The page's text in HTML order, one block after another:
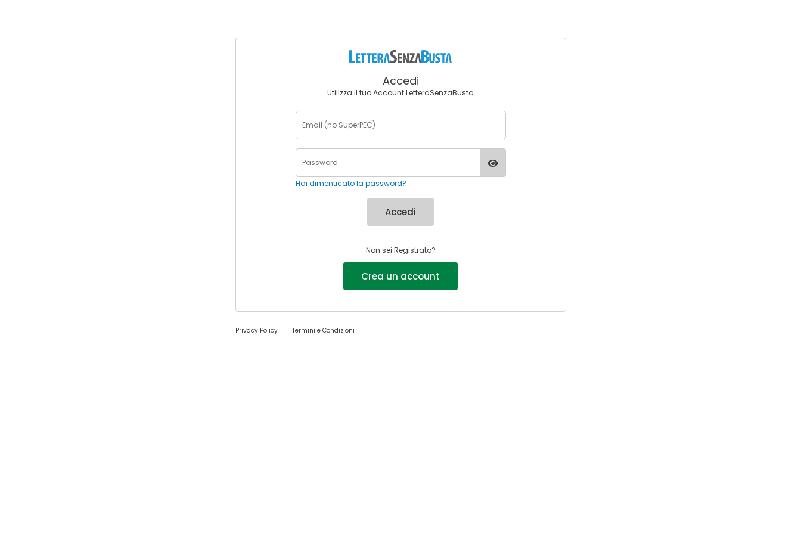
Accedi
Utilizza il tuo Account LetteraSenzaBusta
Hai dimenticato la password?
Accedi
Non sei Registrato?
Crea un account
Privacy Policy Termini e Condizioni